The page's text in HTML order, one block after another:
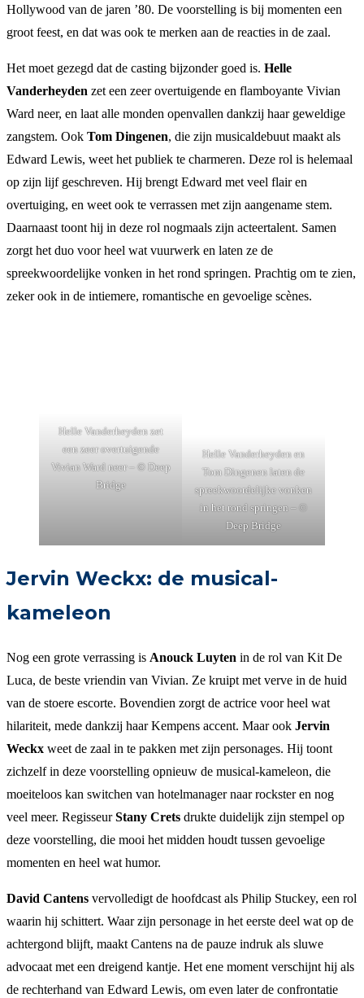
Hollywood van de jaren ’80. De voorstelling is bij momenten een
groot feest, en dat was ook te merken aan de reacties in de zaal.
Het moet gezegd dat de casting bijzonder goed is. Helle
Vanderheyden zet een zeer overtuigende en flamboyante Vivian
Ward neer, en laat alle monden openvallen dankzij haar geweldige
zangstem. Ook Tom Dingenen, die zijn musicaldebuut maakt als
Edward Lewis, weet het publiek te charmeren. Deze rol is helemaal
op zijn lijf geschreven. Hij brengt Edward met veel flair en
overtuiging, en weet ook te verrassen met zijn aangename stem.
Daarnaast toont hij in deze rol nogmaals zijn acteertalent. Samen
zorgt het duo voor heel wat vuurwerk en laten ze de
spreekwoordelijke vonken in het rond springen. Prachtig om te zien,
zeker ook in de intiemere, romantische en gevoelige scènes.
Helle Vanderheyden zet
een zeer overtuigende
Vivian Ward neer – © Deep
Bridge
Helle Vanderheyden en
Tom Dingenen laten de
spreekwoordelijke vonken
in het rond springen – ©
Deep Bridge
Jervin Weckx: de musical-
kameleon
Nog een grote verrassing is Anouck Luyten in de rol van Kit De
Luca, de beste vriendin van Vivian. Ze kruipt met verve in de huid
van de stoere escorte. Bovendien zorgt de actrice voor heel wat
hilariteit, mede dankzij haar Kempens accent. Maar ook Jervin
Weckx weet de zaal in te pakken met zijn personages. Hij toont
zichzelf in deze voorstelling opnieuw de musical-kameleon, die
moeiteloos kan switchen van hotelmanager naar rockster en nog
veel meer. RegisseurStany Crets drukte duidelijk zijn stempel op
deze voorstelling, die mooi het midden houdt tussen gevoelige
momenten en heel wat humor.
David Cantens vervolledigt de hoofdcast als Philip Stuckey, een rol
waarin hij schittert. Waar zijn personage in het eerste deel wat op de
achtergond blijft, maakt Cantens na de pauze indruk als sluwe
advocaat met een dreigend kantje. Het ene moment verschijnt hij als
de rechterhand van Edward Lewis, om even later de confrontatie